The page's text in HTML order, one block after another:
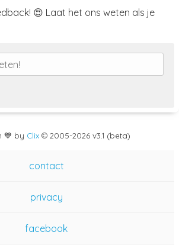
😍 Laat het ons weten als je
💙 by Clix© 2005-2026 v3.1 (beta)
contact
privacy
facebook